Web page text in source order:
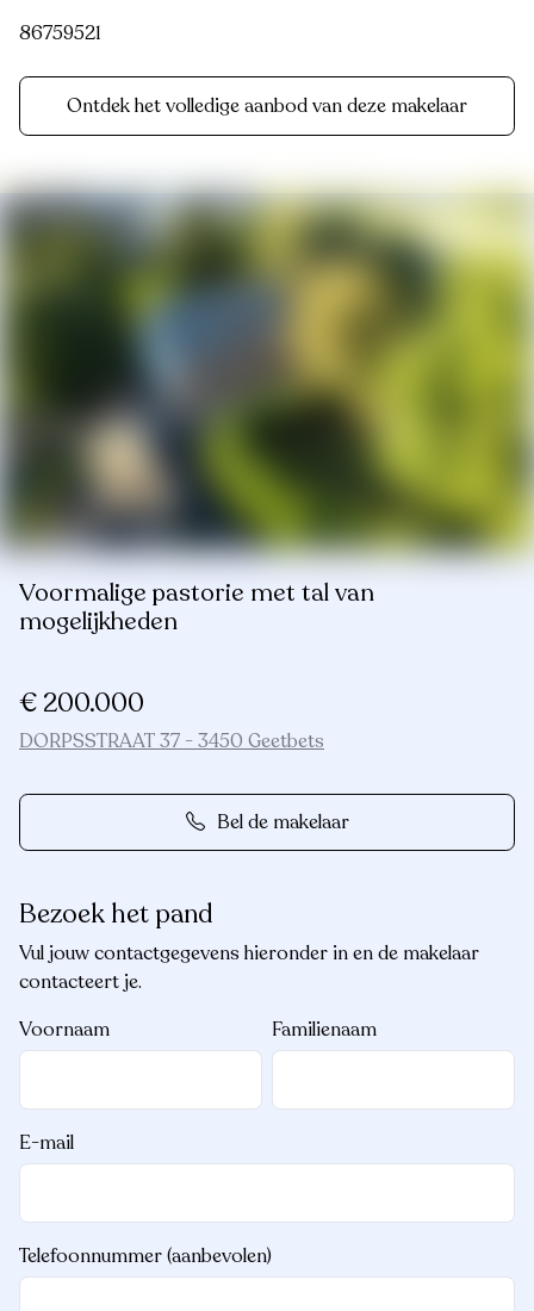
86759521
Ontdek het volledige aanbod van deze makelaar
Voormalige pastorie met tal van
mogelijkheden
€ 200.000
DORPSSTRAAT 37 - 3450 Geetbets
Bel de makelaar
Bezoek het pand
Vul jouw contactgegevens hieronder in en de makelaar
contacteert je.
Voornaam
Familienaam
E-mail
Telefoonnummer (aanbevolen)